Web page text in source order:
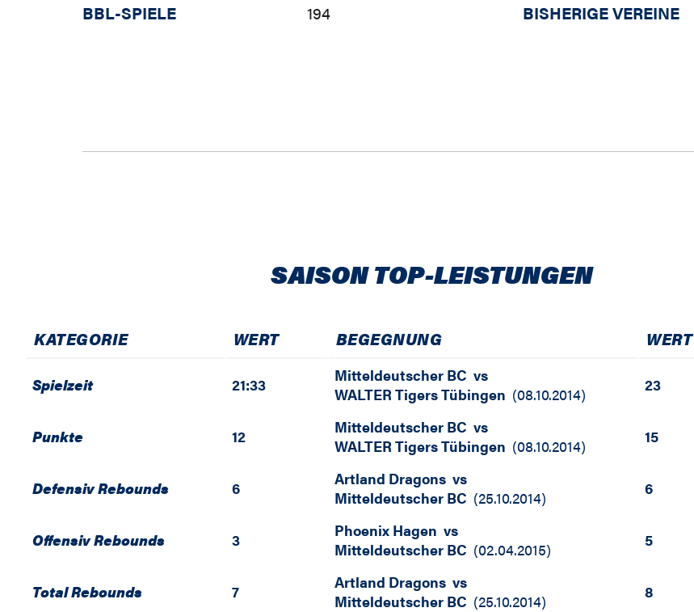
BBL-SPIELE 194 BISHERIGE VEREINE
SAISON TOP-LEISTUNGEN
KATEGORIE WERT BEGEGNUNG WERT
Spielzeit 21:33 Mitteldeutscher BC vs
WALTER Tigers Tübingen (08.10.2014) 23
Punkte 12 Mitteldeutscher BC vs
WALTER Tigers Tübingen (08.10.2014) 15
Defensiv Rebounds 6 Artland Dragons vs
Mitteldeutscher BC (25.10.2014) 6
Offensiv Rebounds 3 Phoenix Hagen vs
Mitteldeutscher BC (02.04.2015) 5
Total Rebounds 7 Artland Dragons vs
Mitteldeutscher BC (25.10.2014) 8